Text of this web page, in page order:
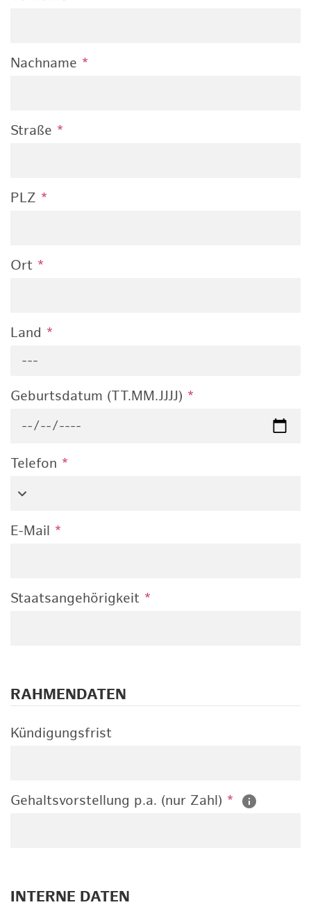
Nachname *
Straße *
PLZ *
Ort *
Land *
---
Geburtsdatum (TT.MM.JJJJ) *
Telefon *
E-Mail *
Staatsangehörigkeit *
RAHMENDATEN
Kündigungsfrist
Gehaltsvorstellung p.a. (nur Zahl) *
INTERNE DATEN